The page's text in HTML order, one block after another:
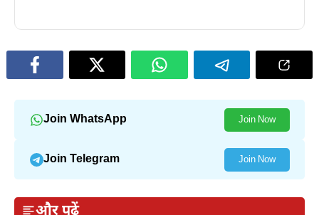
Join WhatsApp Join Now
Join Telegram Join Now